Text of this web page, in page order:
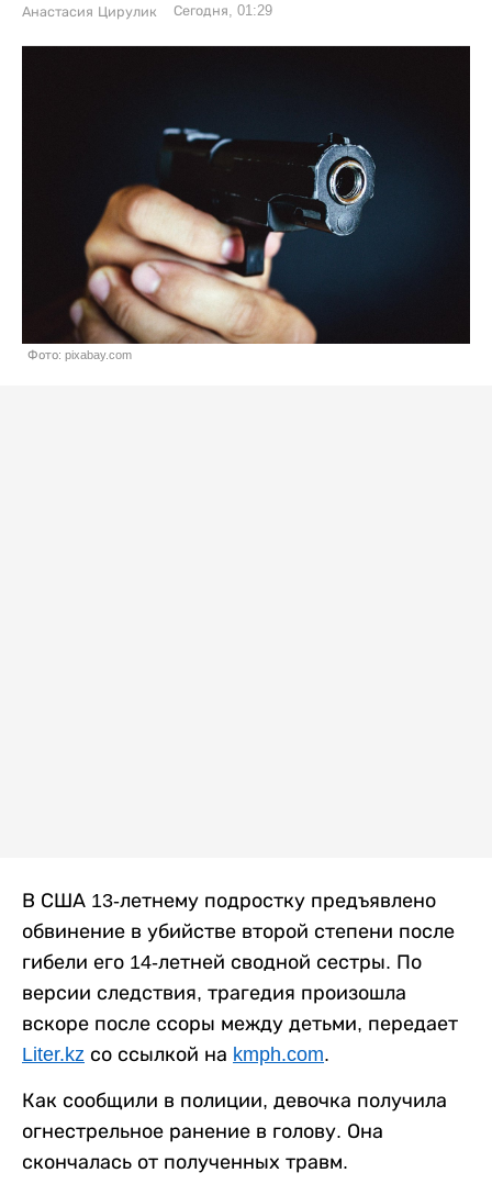
Анастасия Цирулик Сегодня, 01:29
Фото: pixabay.com
В США 13-летнему подростку предъявлено
обвинение в убийстве второй степени после
гибели его 14-летней сводной сестры. По
версии следствия, трагедия произошла
вскоре после ссоры между детьми, передает
Liter.kz со ссылкой на kmph.com.
Как сообщили в полиции, девочка получила
огнестрельное ранение в голову. Она
скончалась от полученных травм.